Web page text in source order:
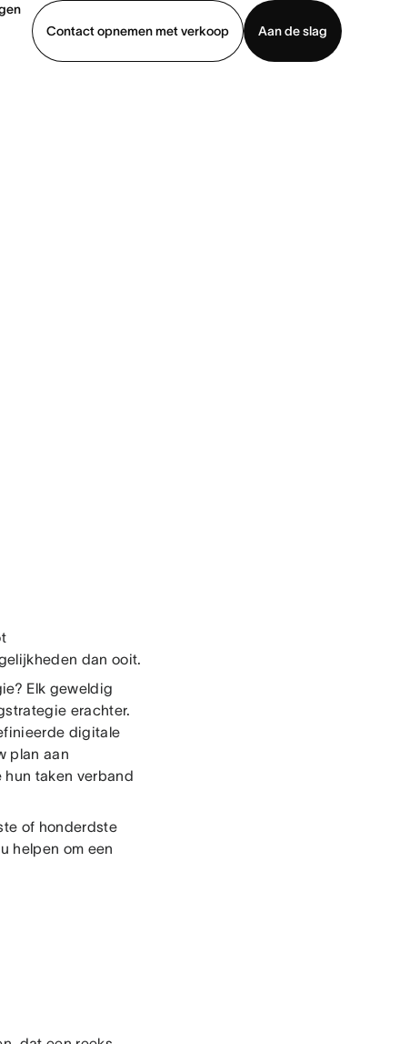
Contact opnemen met verkoop
Aan de slag
dan ooit.
Elk geweldig
erachter.
digitale
plan aan
taken verband
of honderdste
helpen om een